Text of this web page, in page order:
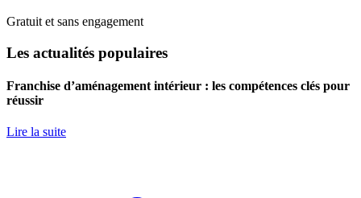
Gratuit et sans engagement
Les actualités populaires
Franchise d’aménagement intérieur : les compétences clés pour
réussir
Lire la suite